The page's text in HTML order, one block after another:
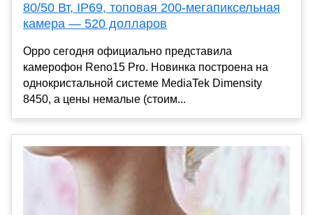
80/50 Вт, IP69, топовая 200-мегапиксельная
камера — 520 долларов
Oppo сегодня официально представила
камерофон Reno15 Pro. Новинка построена на
однокристальной системе MediaTek Dimensity
8450, а цены немалые (стоим...